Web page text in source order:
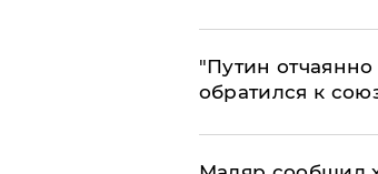
"Путин
обратился к